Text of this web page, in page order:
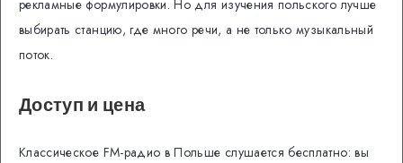
рекламные формулировки. Но для изучения польского лучше
выбирать станцию, где много речи, а не только музыкальный
поток.
Доступ и цена
Классическое FM-радио в Польше слушается бесплатно: вы